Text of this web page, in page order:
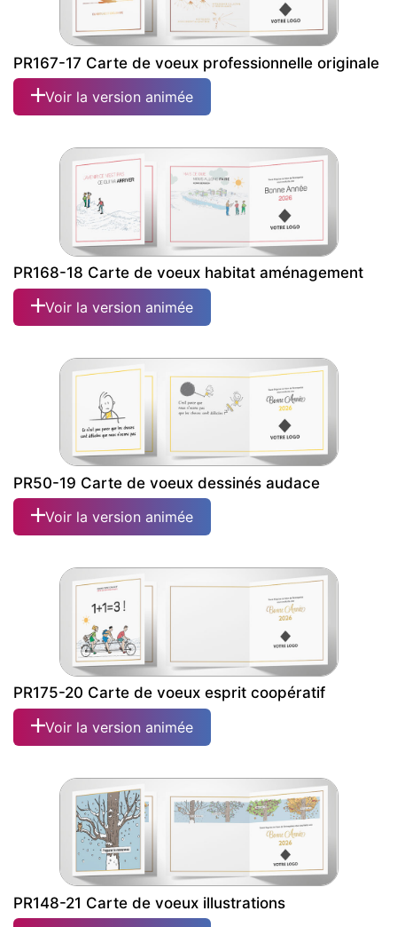
PR167-17 Carte de voeux professionnelle originale
Voir la version animée
PR168-18 Carte de voeux habitat aménagement
Voir la version animée
PR50-19 Carte de voeux dessinés audace
Voir la version animée
PR175-20 Carte de voeux esprit coopératif
Voir la version animée
PR148-21 Carte de voeux illustrations